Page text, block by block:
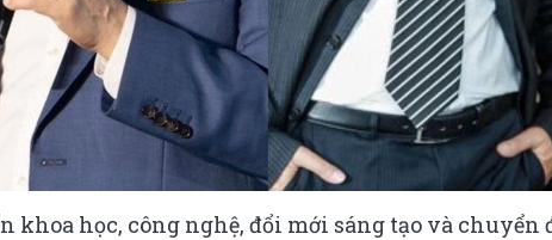
khoa học, công nghệ, đổi mới sáng tạo và chuyển